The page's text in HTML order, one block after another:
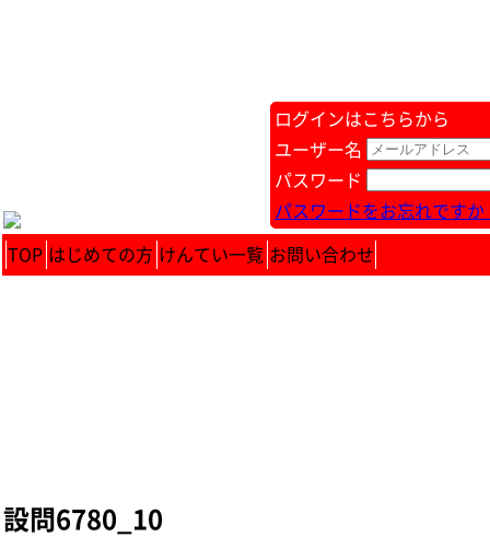
ログインはこちらから
ユーザー名
パスワード
パスワードをお忘れですか
TOP はじめての方 けんてい一覧 お問い合わせ
設問6780_10